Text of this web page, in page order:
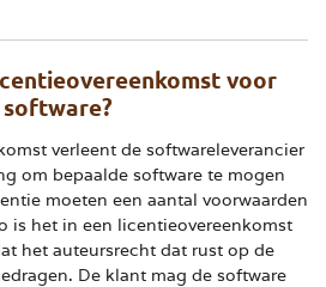
voor
software?
verleent de softwareleverancier
om bepaalde software te mogen
moeten een aantal voorwaarden
is het in een licentieovereenkomst
het auteursrecht dat rust op de
De klant mag de software